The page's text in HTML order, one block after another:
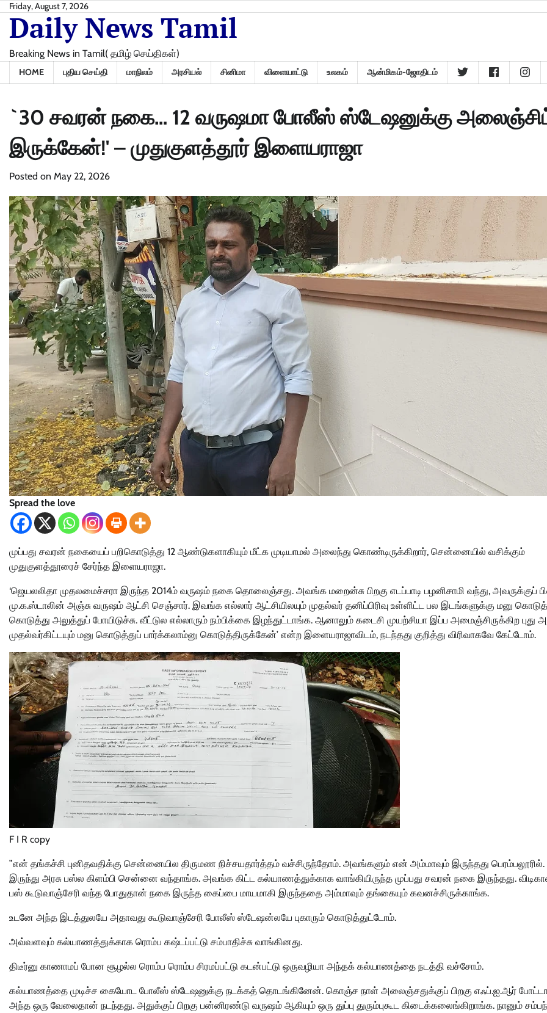
Skip
content
Friday, August 7, 2026
Daily News Tamil
Breaking News in Tamil( தமிழ் செய்திகள்)
HOME புதிய செய்தி மாநிலம் அரசியல் சினிமா விளையாட்டு உலகம் ஆன்மிகம்-ஜோதிடம்
`30 சவரன் நகை… 12 வருஷமா போலீஸ் ஸ்டேஷனுக்கு
இருக்கேன்!' – முதுகுளத்தூர் இளையராஜா
Posted on May 22, 2026
Spread the love
முப்பது சவரன் நகையைப் பறிகொடுத்து 12 ஆண்டுகளாகியும் மீட்க முடியாமல் அலைந்து கொண்டிருக்கிறார், சென்னையில் வசிக்கும்
முதுகுளத்தூரைச் சேர்ந்த இளையராஜா.
‘ஜெயலலிதா முதலமைச்சரா இருந்த 2014ம் வருஷம் நகை தொலைஞ்சது. அவங்க மறைன்சு பிறகு எடப்பாடி பழனிசாமி வந்து, அவருக்குப்
மு.க.ஸ்டாலின் அஞ்சு வருஷம் ஆட்சி செஞ்சார். இவங்க எல்லார் ஆட்சியிலயும் முதல்வர் தனிப்பிரிவு உள்ளிட்ட பல இடங்களுக்கு மனு
கொடுத்து அலுத்துப் போயிடுச்சு. வீட்டுல எல்லாரும் நம்பிக்கை இழந்துட்டாங்க. ஆனாலும் கடைசி முயற்சியா இப்ப அமைஞ்சிருக்கிற புது
முதல்வர்கிட்டயும் மனு கொடுத்துப் பார்க்கலாம்னு கொடுத்திருக்கேன்’ என்ற இளையராஜாவிடம், நடந்தது குறித்து விரிவாகவே கேட்டோம்.
F I R copy
”என் தங்கச்சி புனிதவதிக்கு சென்னையில திருமண நிச்சயதார்த்தம் வச்சிருந்தோம். அவங்களும் என் அம்மாவும் இருந்தது
இருந்து அரசு பஸ்ல கிளம்பி சென்னை வந்தாங்க. அவங்க கிட்ட கல்யாணத்துக்காக வாங்கியிருந்த முப்பது சவரன் நகை இருந்தது.
பஸ் கூடுவாஞ்சேரி வந்த போதுதான் நகை இருந்த கைப்பை மாயமாகி இருந்ததை அம்மாவும் தங்கையும் கவனச்சிருக்காங்க.
உடனே அந்த இடத்துலயே அதாவது கூடுவாஞ்சேரி போலீஸ் ஸ்டேஷன்லயே புகாரும் கொடுத்துட்டோம்.
அவ்வளவும் கல்யாணத்துக்காக ரொம்ப கஷ்டப்பட்டு சம்பாதிச்சு வாங்கினது.
திடீர்னு காணாமப் போன சூழல்ல ரொம்ப ரொம்ப சிரமப்பட்டு கடன்பட்டு ஒருவழியா அந்தக் கல்யாணத்தை நடத்தி வச்சோம்.
கல்யாணத்தை முடிச்ச கையோட போலீஸ் ஸ்டேஷனுக்கு நடக்கத் தொடங்கினேன். கொஞ்ச நாள் அலைஞ்சதுக்குப் பிறகு எஃப்.ஐ.ஆர்
அந்த ஒரு வேலைதான் நடந்தது. அதுக்குப் பிறகு பன்னிரண்டு வருஷம் ஆகியும் ஒரு துப்பு துரும்புகூட கிடைக்கலைங்கிறாங்க. நானும்